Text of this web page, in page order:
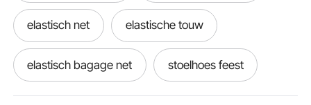
elastisch net elastische touw
elastisch bagage net stoelhoes feest